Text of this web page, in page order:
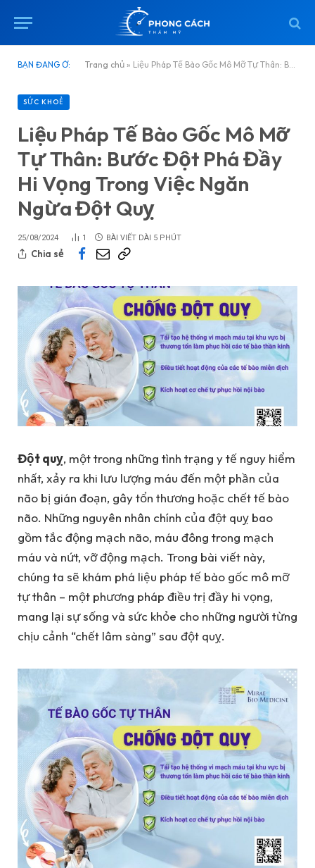
BẠN ĐANG Ở: Trang chủ » Liệu Pháp Tế Bào Gốc Mô Mỡ Tự Thân: Bước Đột Phá Đầy Hi Vọng Trong Việc Ngăn Ngừa Đột Quỵ
SỨC KHOẺ
Liệu Pháp Tế Bào Gốc Mô Mỡ
Tự Thân: Bước Đột Phá Đầy
Hi Vọng Trong Việc Ngăn
Ngừa Đột Quỵ
25/08/2024 1 BÀI VIẾT DÀI 5 PHÚT
Chia sẻ
Đột quỵ, một trong những tình trạng y tế nguy hiểm
nhất, xảy ra khi lưu lượng máu đến một phần của
não bị gián đoạn, gây tổn thương hoặc chết tế bào
não. Những nguyên nhân chính của đột quỵ bao
gồm tắc động mạch não, máu đông trong mạch
máu và nứt, vỡ động mạch. Trong bài viết này,
chúng ta sẽ khám phá liệu pháp tế bào gốc mô mỡ
tự thân – một phương pháp điều trị đầy hi vọng,
mang lại sự sống và sức khỏe cho những người từng
chịu cảnh “chết lâm sàng” sau đột quỵ.